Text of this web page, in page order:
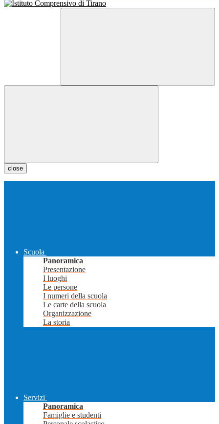
close
Scuola
Panoramica
Presentazione
I luoghi
Le persone
I numeri della scuola
Le carte della scuola
Organizzazione
La storia
Servizi
Panoramica
Famiglie e studenti